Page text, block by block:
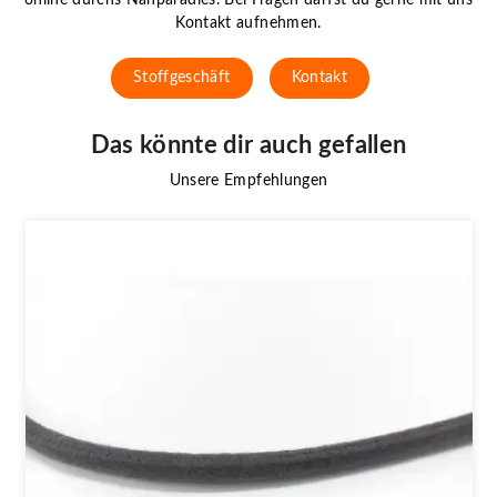
Kontakt aufnehmen.
Stoffgeschäft Kontakt
Das könnte dir auch gefallen
Unsere Empfehlungen